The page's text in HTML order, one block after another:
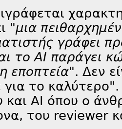
"μια
γράφει
το AI παράγει
εποπτεία". Δεν
για το
AI όπου ο
του reviewer